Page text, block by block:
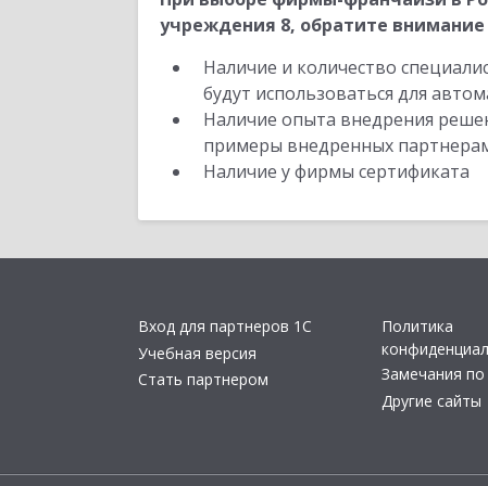
учреждения 8, обратите внимание
Наличие и количество
будут использоваться для
Наличие опыта внедрения
примеры внедренных
Наличие у фирмы сертификата
Вход для партнеров 1С
Учебная версия
Стать партнером
Политика
Замечания по
Другие сайты